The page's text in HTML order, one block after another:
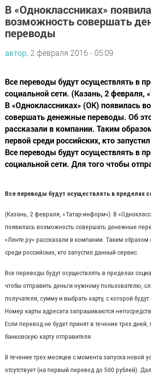
В «Одноклассниках»
возможность совершать
переводы
автор, 2 февраля 2016 - 05:09
Все переводы будут осуществлять в
социальной сети. (Казань, 2 февраля,
В «Одноклассниках» (ОК) появилась
совершать денежные переводы. Об
рассказали в компании. Таким
первой среди российских, кто
Все переводы будут осуществлять в
социальной сети. Для того чтобы
Все переводы будут осуществлять в пределах
(Казань, 2 февраля, «Татар-информ»). В
появилась возможность совершать денежные
«Ленте.ру» рассказали в компании. Таким образом
среди российских, кто запустил данный сервис.
Все переводы будут осуществлять в пределах
чтобы отправить деньги нужному пользователю,
получателя, сумму и выбрать карту, с которой
Номер карты адресата запрашиваются
Если перевод не будет принят в течение трех дней,
банковскую карту отправителя.
В течение трех месяцев с момента запуска новой
отсутствует (на первый перевод до 500 рублей).